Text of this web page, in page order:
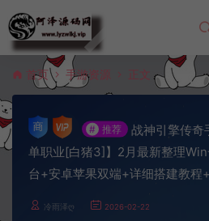
首页 手游资源 正文
# 推荐
战神引擎传奇
单职业[白猪3]】2月最新整理
台+安卓苹果双端+详细搭建教程
冷雨泽ღ 2026-02-22